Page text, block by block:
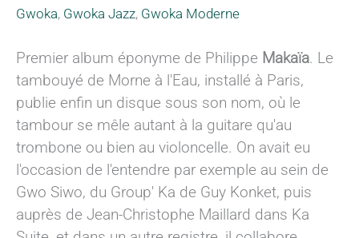
Gwoka, Gwoka Jazz, Gwoka Moderne
Premier album éponyme de Philippe Makaïa. Le
tambouyé de Morne à l'Eau, installé à Paris,
publie enfin un disque sous son nom, où le
tambour se mêle autant à la guitare qu'au
trombone ou bien au violoncelle. On avait eu
l'occasion de l'entendre par exemple au sein de
Gwo Siwo, du Group' Ka de Guy Konket, puis
auprès de Jean-Christophe Maillard dans Ka